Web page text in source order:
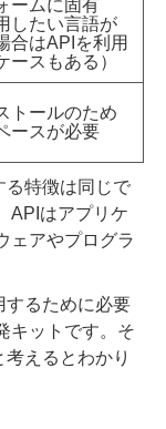
ームに固有
したい言語が
合はAPIを利用
ースもある）
トールのため
ースが必要
る特徴は同じで
APIはアプリケ
ェアやプログラ
するために必要
キットです。そ
えるとわかり